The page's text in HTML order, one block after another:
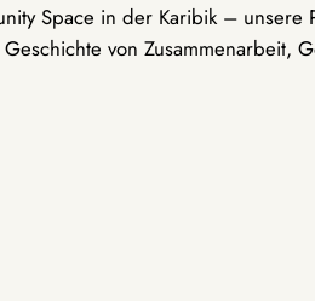
Space in der Karibik –
von Zusammenarbeit,